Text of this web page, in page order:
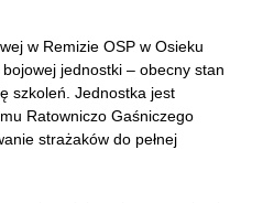
w Remizie OSP w Osieku
jednostki – obecny stan
szkoleń. Jednostka jest
Ratowniczo Gaśniczego
strażaków do pełnej